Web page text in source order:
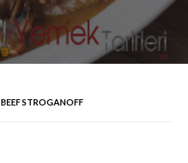
BEEF STROGANOFF